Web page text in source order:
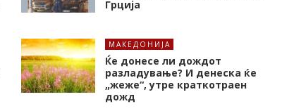
Грција
МАКЕДОНИЈА
Ќе донесе ли дождот
разладување? И денеска ќе
„жеже“, утре краткотраен
дожд